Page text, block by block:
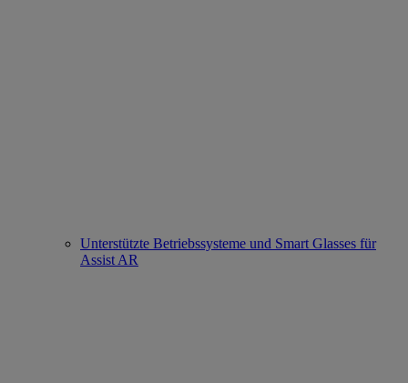
Unterstützte Betriebssysteme und Smart Glasses für
Assist AR